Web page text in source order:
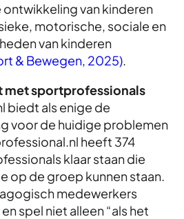
van kinderen
motorische, sociale en
van kinderen
& Bewegen, 2025).
met sportprofessionals
biedt als enige de
voor de huidige problemen
heeft 374
klaar staan die
op de groep kunnen staan.
medewerkers
spel niet alleen “als het